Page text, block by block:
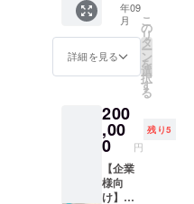
時間に
なれば
嬉しい
です。
●セッ
ション
実施方
法：
Zoom（
オンラ
イン）
・所要
時間：
開催予
定） ・
直筆サ
イン入
り書籍
1冊 ・
ドリン
クつき
●開催概
要 ・日
時：
2025年
9月4日
・場
所：赤
アのス
ナック
者に個
別連
絡） ・
定員：
限定10
名 後
ボレー
ション
ます。
若手の
マネジ
メント
に関わ
る全て
の皆様
にとっ
対応可
能。 も
ちろ
ん、
OK！ 実
は私自
身も、
販売員
からス
タート
し、試
ンバー
が、あ
なた
の“魅
ます。
●リター
ン内容
① オン
ライン
カウン
セリン
り組む
企業と
しての
姿勢
を、書
籍とイ
を通じ
て発信
いただ
けま
す。 書
籍は社
内活用
トの理
念にご
賛同い
ただけ
る企業
様向け
別協賛
プラン
「トッ
プパー
トナー
枠」を
ご用意
年09
月
詳細を見る
こ
の
リ
タ
ー
ン
を
選
択
す
る
200
,00
0 円
残り5
【企業
様向
け】